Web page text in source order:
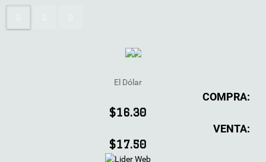
El Dólar
COMPRA:
$16.30
VENTA:
$17.50